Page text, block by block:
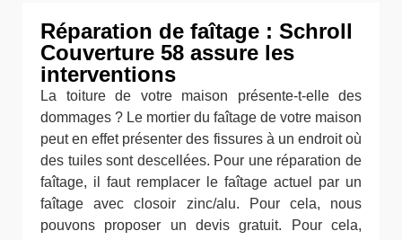
Réparation de faîtage : Schroll
Couverture 58 assure les
interventions
La toiture de votre maison présente-t-elle des
dommages ? Le mortier du faîtage de votre maison
peut en effet présenter des fissures à un endroit où
des tuiles sont descellées. Pour une réparation de
faîtage, il faut remplacer le faîtage actuel par un
faîtage avec closoir zinc/alu. Pour cela, nous
pouvons proposer un devis gratuit. Pour cela,